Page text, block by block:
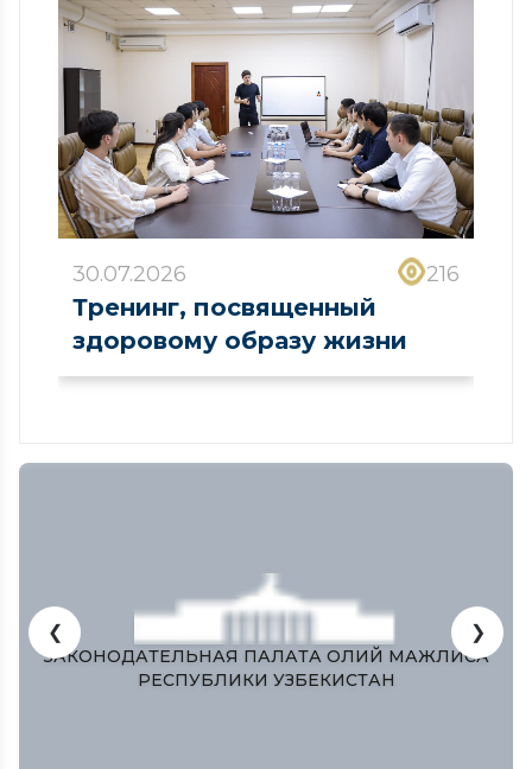
30.07.2026 216
Тренинг, посвященный
здоровому образу жизни
ЗАКОНОДАТЕЛЬНАЯ ПАЛАТА ОЛИЙ МАЖЛИСА
РЕСПУБЛИКИ УЗБЕКИСТАН
❮ ❯